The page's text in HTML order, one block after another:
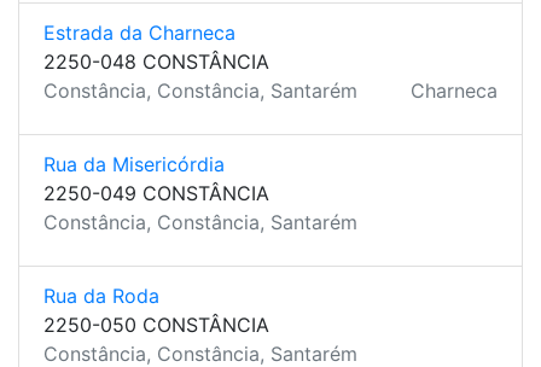
Estrada da Charneca
2250-048 CONSTÂNCIA
Constância, Constância, Santarém
Charneca
Rua da Misericórdia
2250-049 CONSTÂNCIA
Constância, Constância, Santarém
Rua da Roda
2250-050 CONSTÂNCIA
Constância, Constância, Santarém